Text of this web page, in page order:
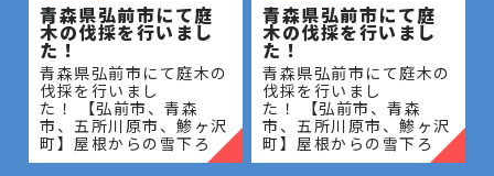
青森県弘前市にて庭
木の伐採を行いまし
た！
青森県弘前市にて庭木の
伐採を行いまし
た！ 【弘前市、青森
市、五所川原市、鯵ヶ沢
町】屋根からの雪下ろ
し・除雪・排雪などの作
青森県弘前市にて庭
木の伐採を行いまし
た！
青森県弘前市にて庭木の
伐採を行いまし
た！ 【弘前市、青森
市、五所川原市、鯵ヶ沢
町】屋根からの雪下ろ
し・除雪・排雪などの作